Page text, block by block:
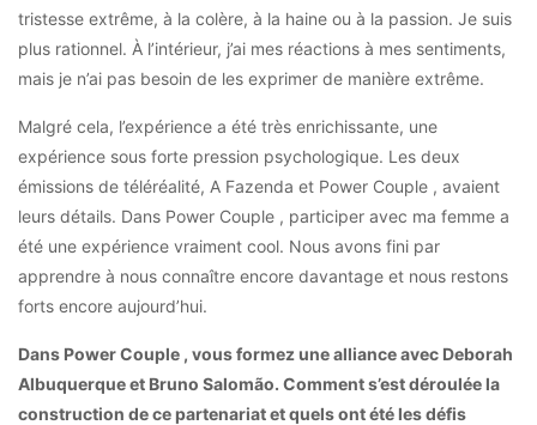
tristesse extrême, à la colère, à la haine ou à la passion. Je suis
plus rationnel. À l’intérieur, j’ai mes réactions à mes sentiments,
mais je n’ai pas besoin de les exprimer de manière extrême.
Malgré cela, l’expérience a été très enrichissante, une
expérience sous forte pression psychologique. Les deux
émissions de téléréalité, A Fazenda et Power Couple , avaient
leurs détails. Dans Power Couple , participer avec ma femme a
été une expérience vraiment cool. Nous avons fini par
apprendre à nous connaître encore davantage et nous restons
forts encore aujourd’hui.
Dans Power Couple , vous formez une alliance avec Deborah
Albuquerque et Bruno Salomão. Comment s’est déroulée la
construction de ce partenariat et quels ont été les défis